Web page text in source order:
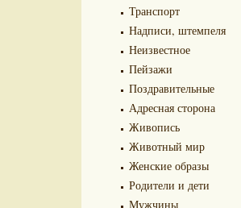
Транспорт
Надписи, штемпеля
Неизвестное
Пейзажи
Поздравительные
Адресная сторона
Живопись
Животный мир
Женские образы
Родители и дети
Мужчины